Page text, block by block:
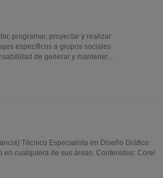
programar, proyectar y realizar
específicos a grupos sociales
de generar y mantener...
Técnico Especialista en Diseño Gráfico
cualquiera de sus áreas. Contenidos: Corel